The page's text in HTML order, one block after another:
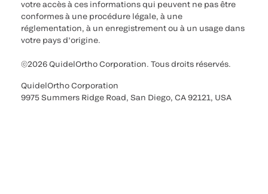
votre accès à ces informations qui peuvent ne pas être
conformes à une procédure légale, à une
réglementation, à un enregistrement ou à un usage dans
votre pays d’origine.
©2026 QuidelOrtho Corporation. Tous droits réservés.
QuidelOrtho Corporation
9975 Summers Ridge Road, San Diego, CA 92121, USA